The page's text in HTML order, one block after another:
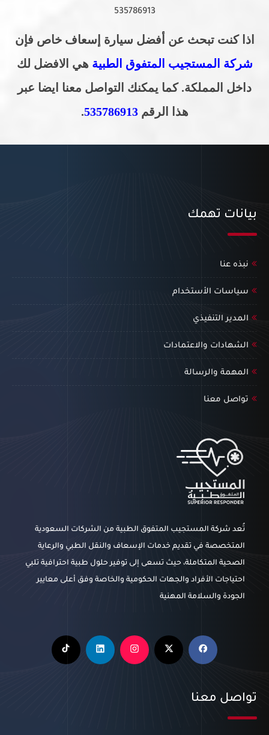
اذا كنت تبحث عن أفضل سيارة إسعاف خاص فإن
شركة المستجيب المتفوق الطبية هي الافضل لك
داخل المملكة. كما يمكنك التواصل معنا ايضا عبر
هذا الرقم535786913
.
بيانات تهمك
نبذه عنا
سياسات الأستخدام
المدير التنفيذي
الشهادات والاعتمادات
المهمة والرسالة
تواصل معنا
تُعد شركة المستجيب المتفوق الطبية من الشركات السعودية
المتخصصة في تقديم خدمات الإسعاف والنقل الطبي والرعاية
الصحية المتكاملة، حيث تسعى إلى توفير حلول طبية احترافية تلبي
احتياجات الأفراد والجهات الحكومية والخاصة وفق أعلى معايير
الجودة والسلامة المهنية
تواصل معنا